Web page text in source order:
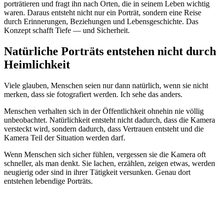
porträtieren und fragt ihn nach Orten, die in seinem Leben wichtig
waren. Daraus entsteht nicht nur ein Porträt, sondern eine Reise
durch Erinnerungen, Beziehungen und Lebensgeschichte. Das
Konzept schafft Tiefe — und Sicherheit.
Natürliche Porträts entstehen nicht durch
Heimlichkeit
Viele glauben, Menschen seien nur dann natürlich, wenn sie nicht
merken, dass sie fotografiert werden. Ich sehe das anders.
Menschen verhalten sich in der Öffentlichkeit ohnehin nie völlig
unbeobachtet. Natürlichkeit entsteht nicht dadurch, dass die Kamera
versteckt wird, sondern dadurch, dass Vertrauen entsteht und die
Kamera Teil der Situation werden darf.
Wenn Menschen sich sicher fühlen, vergessen sie die Kamera oft
schneller, als man denkt. Sie lachen, erzählen, zeigen etwas, werden
neugierig oder sind in ihrer Tätigkeit versunken. Genau dort
entstehen lebendige Porträts.